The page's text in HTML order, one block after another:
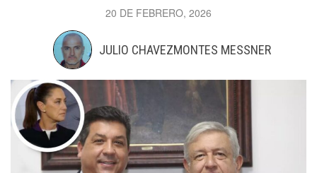
20 DE FEBRERO, 2026
JULIO CHAVEZMONTES MESSNER